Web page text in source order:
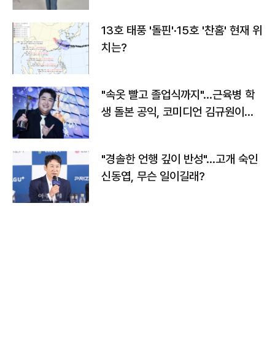
13호 태풍 '돌핀'·15호 '찬홈' 현재 위
치는?
"속옷 빨고 졸업식까지"…근육병 학
생 돌본 공익, 코미디언 김규원이었
"경솔한 언행 깊이 반성"…고개 숙인
신동엽, 무슨 일이길래?